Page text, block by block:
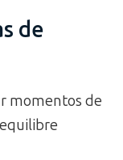
de
momentos de